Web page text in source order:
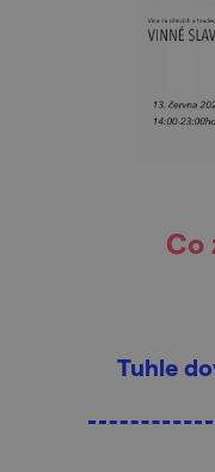
Co
Tuhle